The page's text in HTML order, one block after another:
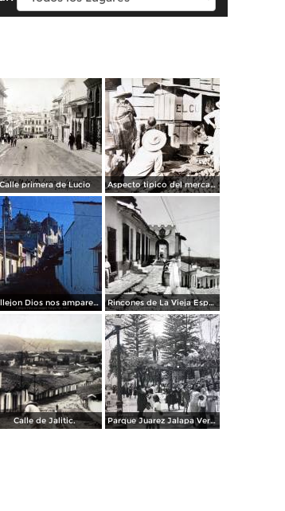
Calle primera de Lucio Aspecto tipico del mercado ( Circulada el 24 de Junio de 1940 ).
Callejon Dios nos ampare Xalapa Ver. 1963 Rincones de La Vieja España.
Calle de Jalitic. Parque Juarez Jalapa Veracruz.